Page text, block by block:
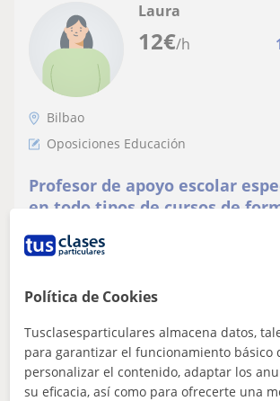
12€/h
Laura
Bilbao
Oposiciones Educación
Profesor de apoyo escolar
en todo tipos de cursos de
¡Aprovecha esta oportunidad única de
particulares adaptadas a tus necesidades
ver más
Política de Cookies
Tusclasesparticulares almacena datos,
para garantizar el funcionamiento básico
personalizar el contenido, adaptar los
su eficacia, así como para ofrecerte una